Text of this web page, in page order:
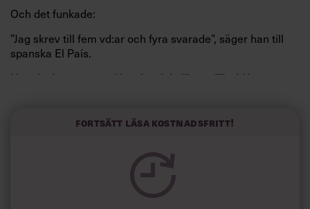
Och det funkade:
”Jag skrev till fem vd:ar och fyra svarade”, säger han till
spanska El País.
Horwitz har nu utvecklat sitt trick till en affärsidé: appen
kortfattat slarviga vd-stilen.
Fortsätt läsa kostnadsfritt!